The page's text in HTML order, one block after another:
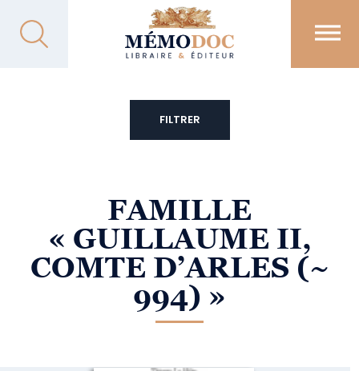
FAMILLE
« GUILLAUME II,
COMTE D’ARLES (~
994) »
FILTRER